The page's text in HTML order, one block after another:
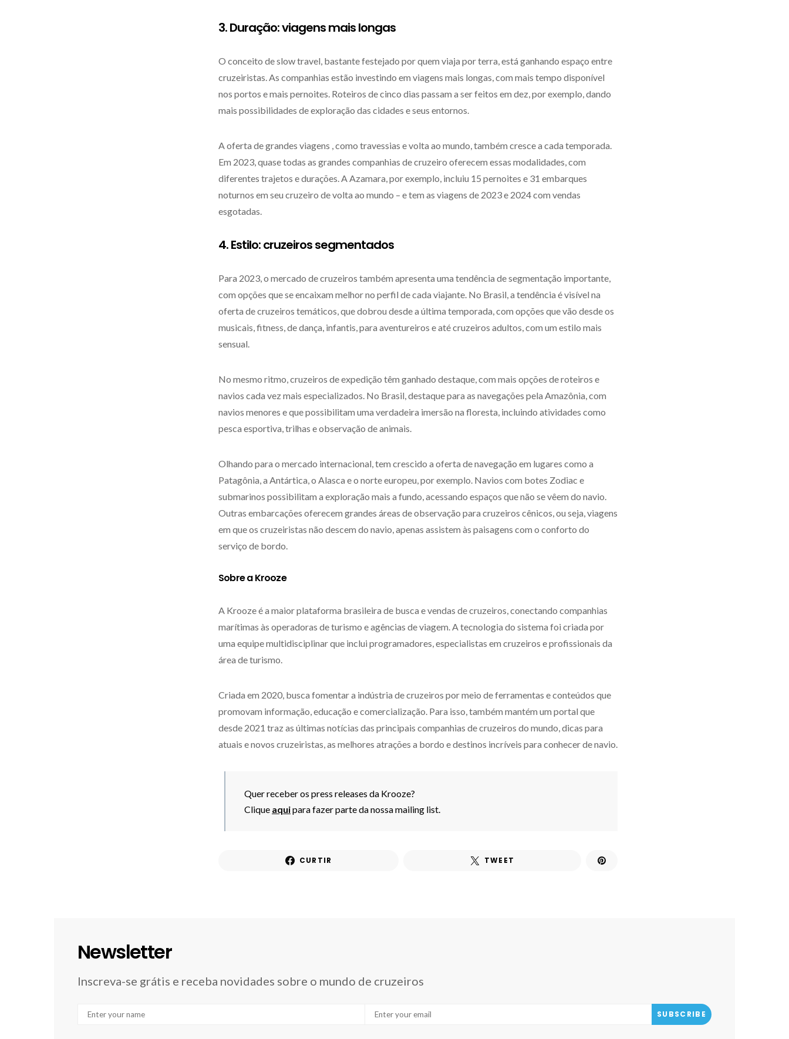
3. Duração: viagens mais longas
O conceito de slow travel, bastante festejado por quem viaja por terra, está ganhando espaço entre
cruzeiristas. As companhias estão investindo em viagens mais longas, com mais tempo disponível
nos portos e mais pernoites. Roteiros de cinco dias passam a ser feitos em dez, por exemplo, dando
mais possibilidades de exploração das cidades e seus entornos.
A oferta de grandes viagens , como travessias e volta ao mundo, também cresce a cada temporada.
Em 2023, quase todas as grandes companhias de cruzeiro oferecem essas modalidades, com
diferentes trajetos e durações. A Azamara, por exemplo, incluiu 15 pernoites e 31 embarques
noturnos em seu cruzeiro de volta ao mundo – e tem as viagens de 2023 e 2024 com vendas
esgotadas.
4. Estilo: cruzeiros segmentados
Para 2023, o mercado de cruzeiros também apresenta uma tendência de segmentação importante,
com opções que se encaixam melhor no perfil de cada viajante. No Brasil, a tendência é visível na
oferta de cruzeiros temáticos, que dobrou desde a última temporada, com opções que vão desde os
musicais, fitness, de dança, infantis, para aventureiros e até cruzeiros adultos, com um estilo mais
sensual.
No mesmo ritmo, cruzeiros de expedição têm ganhado destaque, com mais opções de roteiros e
navios cada vez mais especializados. No Brasil, destaque para as navegações pela Amazônia, com
navios menores e que possibilitam uma verdadeira imersão na floresta, incluindo atividades como
pesca esportiva, trilhas e observação de animais.
Olhando para o mercado internacional, tem crescido a oferta de navegação em lugares como a
Patagônia, a Antártica, o Alasca e o norte europeu, por exemplo. Navios com botes Zodiac e
submarinos possibilitam a exploração mais a fundo, acessando espaços que não se vêem do navio.
Outras embarcações oferecem grandes áreas de observação para cruzeiros cênicos, ou seja, viagens
em que os cruzeiristas não descem do navio, apenas assistem às paisagens com o conforto do
serviço de bordo.
Sobre a Krooze
A Krooze é a maior plataforma brasileira de busca e vendas de cruzeiros, conectando companhias
marítimas às operadoras de turismo e agências de viagem. A tecnologia do sistema foi criada por
uma equipe multidisciplinar que inclui programadores, especialistas em cruzeiros e profissionais da
área de turismo.
Criada em 2020, busca fomentar a indústria de cruzeiros por meio de ferramentas e conteúdos que
promovam informação, educação e comercialização. Para isso, também mantém um portal que
desde 2021 traz as últimas notícias das principais companhias de cruzeiros do mundo, dicas para
atuais e novos cruzeiristas, as melhores atrações a bordo e destinos incríveis para conhecer de navio.
Quer receber os press releases da Krooze?
Clique aquipara fazer parte da nossa mailing list.
CURTIR TWEET
Newsletter
Inscreva-se grátis e receba novidades sobre o mundo de cruzeiros
SUBSCRIBE